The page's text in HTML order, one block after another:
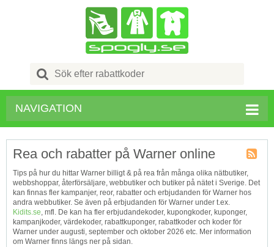
Search
for:
NAVIGATION
Tagg
RSS
Rea och rabatter på Warner online
Tips på hur du hittar Warner billigt & på rea från många olika nätbutiker,
webbshoppar, återförsäljare, webbutiker och butiker på nätet i Sverige. Det
kan finnas fler kampanjer, reor, rabatter och erbjudanden för Warner hos
andra webbutiker. Se även på erbjudanden för Warner under t.ex.
Kidits.se, mfl. De kan ha fler erbjudandekoder, kupongkoder, kuponger,
kampanjkoder, värdekoder, rabattkuponger, rabattkoder och koder för
Warner under augusti, september och oktober 2026 etc. Mer information
om Warner finns längs ner på sidan.